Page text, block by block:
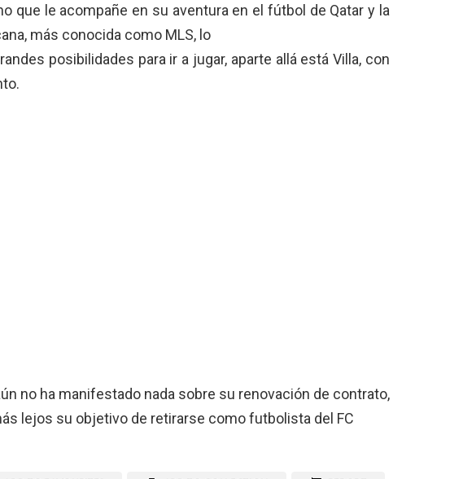
que le acompañe en su aventura en el fútbol de Qatar y la
más conocida como MLS, lo
posibilidades para ir a jugar, aparte allá está Villa, con
no ha manifestado nada sobre su renovación de contrato,
lejos su objetivo de retirarse como futbolista del FC